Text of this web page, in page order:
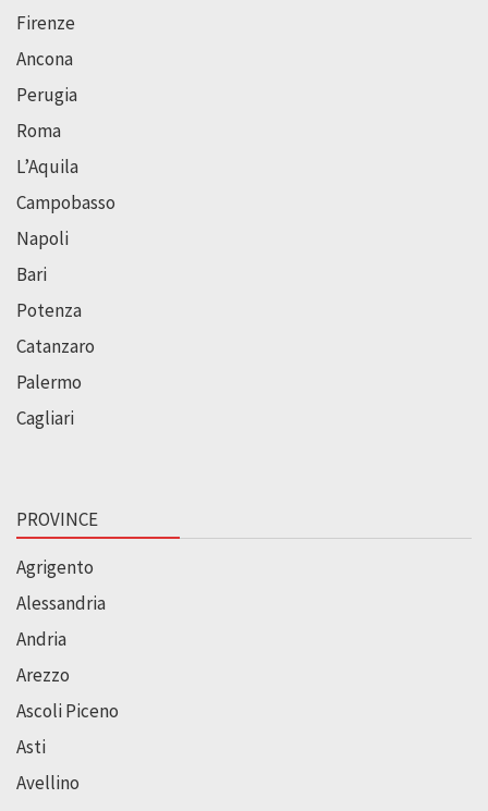
Firenze
Ancona
Perugia
Roma
L’Aquila
Campobasso
Napoli
Bari
Potenza
Catanzaro
Palermo
Cagliari
PROVINCE
Agrigento
Alessandria
Andria
Arezzo
Ascoli Piceno
Asti
Avellino